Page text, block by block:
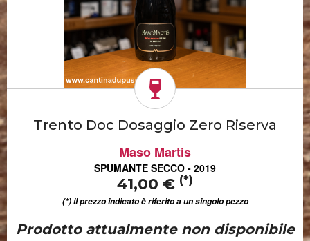
Trento Doc Dosaggio Zero Riserva
Maso Martis
SPUMANTE SECCO - 2019
41,00 € (*)
(*) il prezzo indicato è riferito a un singolo pezzo
Prodotto attualmente non disponibile